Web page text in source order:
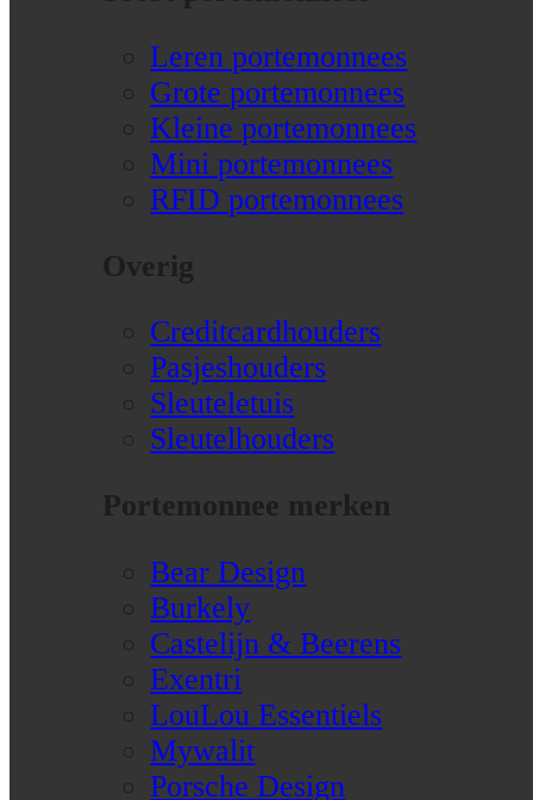
Leren portemonnees
Grote portemonnees
Kleine portemonnees
Mini portemonnees
RFID portemonnees
Overig
Creditcardhouders
Pasjeshouders
Sleuteletuis
Sleutelhouders
Portemonnee merken
Bear Design
Burkely
Castelijn & Beerens
Exentri
LouLou Essentiels
Mywalit
Porsche Design